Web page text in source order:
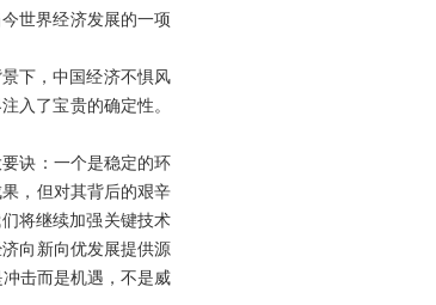
世界经济发展的一项
下，中国经济不惧风
入了宝贵的确定性。
诀：一个是稳定的环
，但对其背后的艰辛
将继续加强关键技术
向新向优发展提供源
击而是机遇，不是威